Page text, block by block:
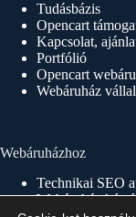
Tudásbázis
Opencart
Kapcsolat,
Portfólió
Opencart
Webáruház
Webáruházhoz
Technikai SEO
Webáruház